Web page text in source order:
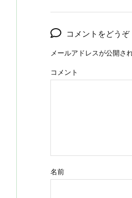
コメントをどうぞ
メールアドレスが公開さ
コメント
名前